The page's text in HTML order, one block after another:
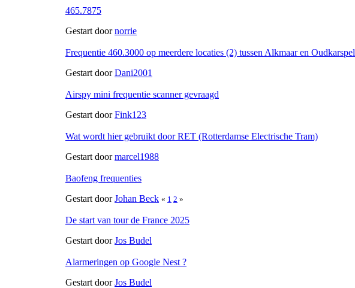
465.7875
Gestart doornorrie
Frequentie 460.3000 op meerdere locaties (2) tussen Alkmaar en Oudkarspel
Gestart doorDani2001
Airspy mini frequentie scanner gevraagd
Gestart doorFink123
Wat wordt hier gebruikt door RET (Rotterdamse Electrische Tram)
Gestart doormarcel1988
Baofeng frequenties
Gestart doorJohan Beck « 1 2 »
De start van tour de France 2025
Gestart doorJos Budel
Alarmeringen op Google Nest ?
Gestart doorJos Budel